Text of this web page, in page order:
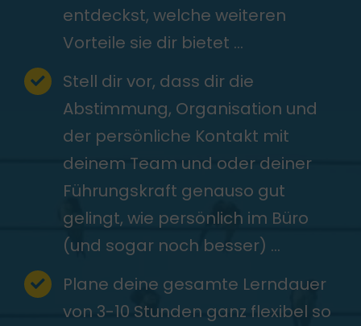
entdeckst, welche weiteren
Vorteile sie dir bietet …
Stell dir vor, dass dir die
Abstimmung, Organisation und
der persönliche Kontakt mit
deinem Team und oder deiner
Führungskraft genauso gut
gelingt, wie persönlich im Büro
(und sogar noch besser) …
Plane deine gesamte Lerndauer
von 3-10 Stunden ganz flexibel so